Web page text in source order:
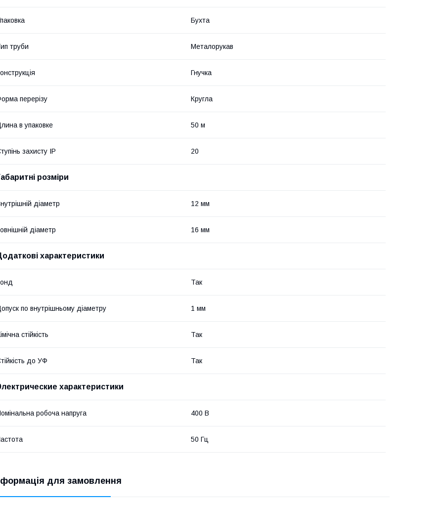
Бухта
труби Металорукав
Гнучка
перерізу Кругла
в упаковке 50 м
захисту IP 20
розміри
діаметр 12 мм
діаметр 16 мм
характеристики
Так
по внутрішньому діаметру 1 мм
стійкість Так
до УФ Так
характеристики
робоча напруга 400 В
50 Гц
для замовлення